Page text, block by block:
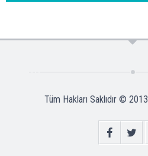
Tüm Hakları Saklıdır © 2013